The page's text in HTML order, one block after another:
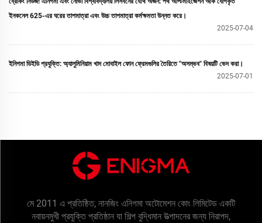
ইনকনেল 625-এর ঘরের তাপমাত্রা এবং উচ্চ তাপমাত্রা কর্মক্ষমতা উন্নত করে।
2025-07-04
ইনিগমা ডিইডি প্রযুক্তি: অ্যালুমিনিয়াম খাদ মোবাইল ফোন ফ্রেমগুলির তৈরিতে "অসম্ভব" বিষয়টি ভেদ করা।
2025-07-01
মে 2011 এ প্রতিষ্ঠিত, নানজিং এনিগমা অটোমেশন কোং লিমিটেড একটি
নবায়নমুখী প্রযুক্তি প্রতিষ্ঠান যা শিল্প বুদ্ধিমান উত্পাদনের জন্য নিরাপদ,